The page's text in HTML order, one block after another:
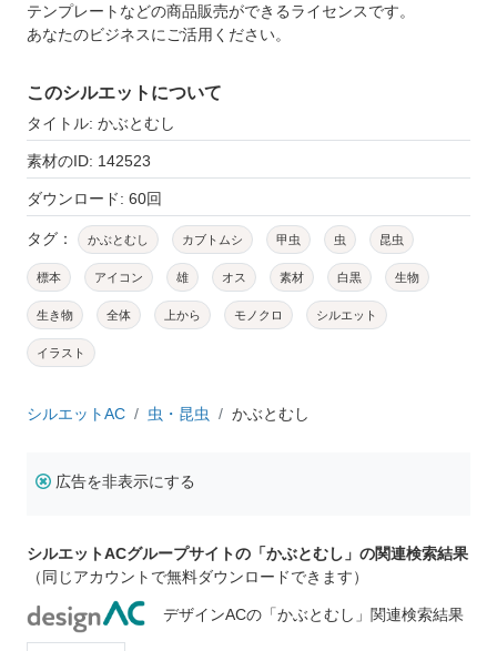
テンプレートなどの商品販売ができるライセンスです。
あなたのビジネスにご活用ください。
このシルエットについて
タイトル: かぶとむし
素材のID: 142523
ダウンロード: 60回
タグ： かぶとむし カブトムシ 甲虫 虫 昆虫
標本 アイコン 雄 オス 素材 白黒 生物
生き物 全体 上から モノクロ シルエット
イラスト
シルエットAC 虫・昆虫 かぶとむし
広告を非表示にする
シルエットACグループサイトの「かぶとむし」の関連検索結果
（同じアカウントで無料ダウンロードできます）
デザインACの「かぶとむし」関連検索結果